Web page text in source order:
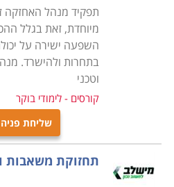
מזגנים רעועים הנוטים ליפול
בסביבת חצר המוסד שיש לטפל
בטיחותי וכדומה.
למי מיועד הקורס
הקורס מיועד לכל אדם המבקש
המספק אתגר וסיפוק רב. עוד
לעבוד עם הידיים, לתקן
יצירתיות. אחזקה היא מקצוע
תפקיד מנהל האחזקה
מיוחדת, זאת בגלל
השפעה ישירה על
בתחרות ולהישרד.
וטכני
קורסים - לימודי בוקר
שליחת פניה
תחזוקת משאבות